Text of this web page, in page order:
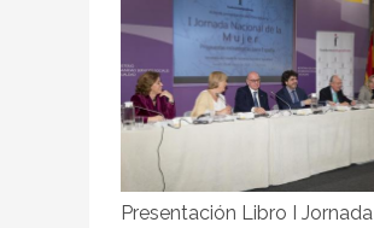
Presentación Libro I Jornada